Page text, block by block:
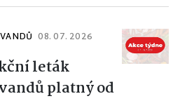
08. 07. 2026
leták
platný od